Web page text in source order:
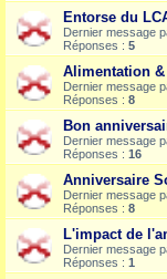
Entorse du
Dernier message
Réponses : 5
Alimentation
Dernier message
Réponses : 8
Bon
Dernier message
Réponses : 16
Anniversaire
Dernier message
Réponses : 8
L'impact de
Dernier message
Réponses : 1